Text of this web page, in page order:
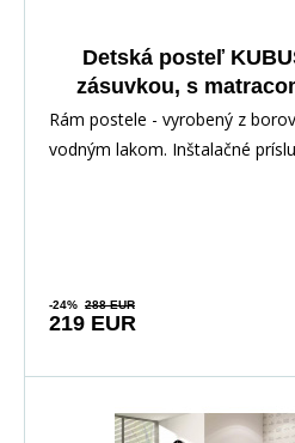
Detská posteľ
zásuvkou, s
Rám postele - vyrobený z
vodným lakom. Inštalačné
-24% 288 EUR
219 EUR